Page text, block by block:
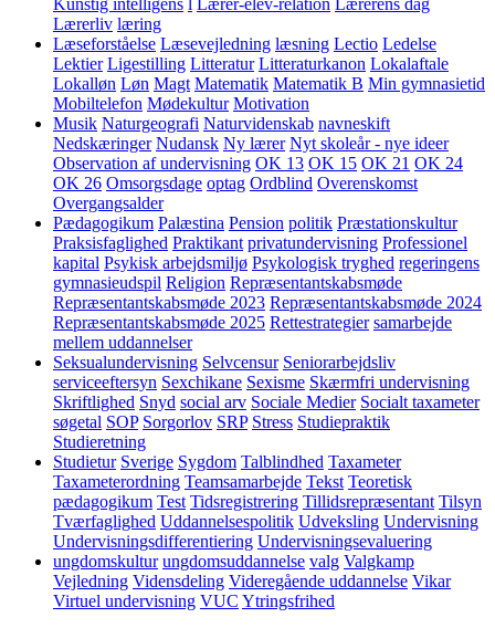
Kunstig intelligens l Lærer-elev-relation Lærerens dag
Lærerliv læring
Læseforståelse Læsevejledning læsning Lectio Ledelse
Lektier Ligestilling Litteratur Litteraturkanon Lokalaftale
Lokalløn Løn Magt Matematik Matematik B Min gymnasietid
Mobiltelefon Mødekultur Motivation
Musik Naturgeografi Naturvidenskab navneskift
Nedskæringer Nudansk Ny lærer Nyt skoleår - nye ideer
Observation af undervisning OK 13 OK 15 OK 21 OK 24
OK 26 Omsorgsdage optag Ordblind Overenskomst
Overgangsalder
Pædagogikum Palæstina Pension politik Præstationskultur
Praksisfaglighed Praktikant privatundervisning Professionel
kapital Psykisk arbejdsmiljø Psykologisk tryghed regeringens
gymnasieudspil Religion Repræsentantskabsmøde
Repræsentantskabsmøde 2023 Repræsentantskabsmøde 2024
Repræsentantskabsmøde 2025 Rettestrategier samarbejde
mellem uddannelser
Seksualundervisning Selvcensur Seniorarbejdsliv
serviceeftersyn Sexchikane Sexisme Skærmfri undervisning
Skriftlighed Snyd social arv Sociale Medier Socialt taxameter
søgetal SOP Sorgorlov SRP Stress Studiepraktik
Studieretning
Studietur Sverige Sygdom Talblindhed Taxameter
Taxameterordning Teamsamarbejde Tekst Teoretisk
pædagogikum Test Tidsregistrering Tillidsrepræsentant Tilsyn
Tværfaglighed Uddannelsespolitik Udveksling Undervisning
Undervisningsdifferentiering Undervisningsevaluering
ungdomskultur ungdomsuddannelse valg Valgkamp
Vejledning Vidensdeling Videregående uddannelse Vikar
Virtuel undervisning VUC Ytringsfrihed